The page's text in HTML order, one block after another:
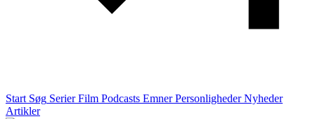
Start Søg Serier Film Podcasts Emner Personligheder Nyheder
Artikler